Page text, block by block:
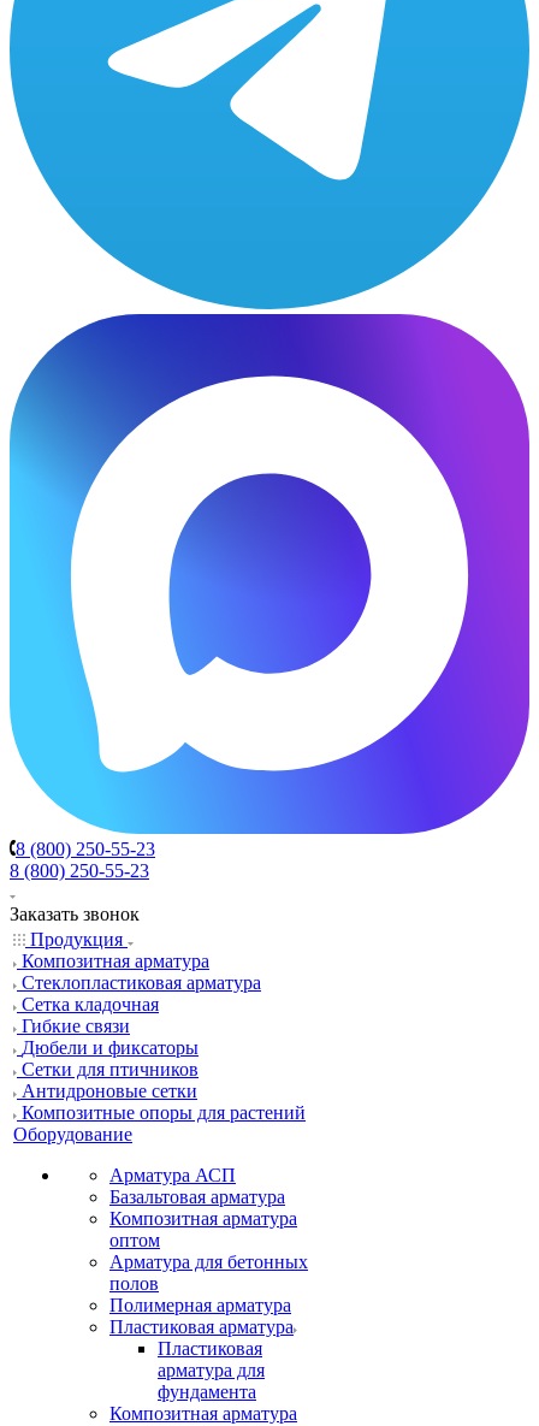
8 (800) 250-55-23
8 (800) 250-55-23
Заказать звонок
Продукция
Композитная арматура
Cтеклопластиковая арматура
Сетка кладочная
Гибкие связи
Дюбели и фиксаторы
Сетки для птичников
Антидроновые сетки
Композитные опоры для растений
Оборудование
Арматура АСП
Базальтовая арматура
Композитная арматура
оптом
Арматура для бетонных
полов
Полимерная арматура
Пластиковая арматура
Пластиковая
арматура для
фундамента
Композитная арматура